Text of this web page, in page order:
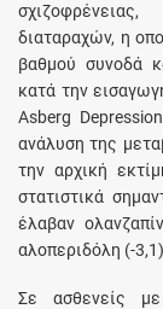
διαταραχών, η
βαθμού συνοδά
κατά την
Asberg
ανάλυση της
την αρχική
στατιστικά
έλαβαν
αλοπεριδόλη (-
Σε ασθενείς με